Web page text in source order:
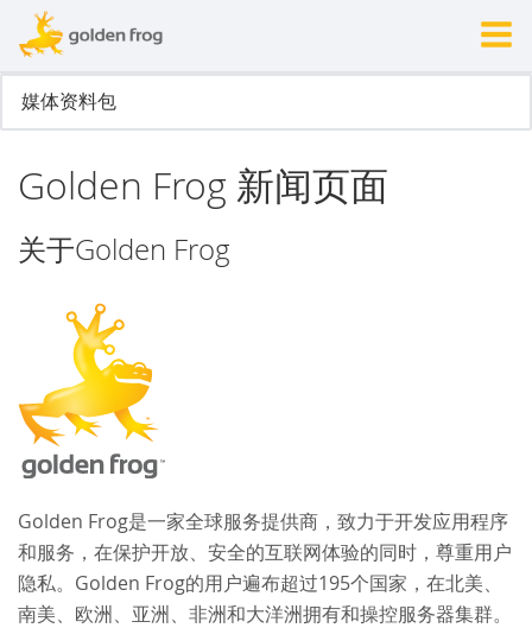
Golden Frog 新闻页面
关于Golden Frog
Golden Frog是一家全球服务提供商，致力于开发应用程序
和服务，在保护开放、安全的互联网体验的同时，尊重用户
隐私。Golden Frog的用户遍布超过195个国家，在北美、
南美、欧洲、亚洲、非洲和大洋洲拥有和操控服务器集群。